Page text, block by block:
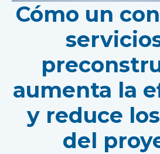
Cómo un
aumenta la
y reduce
del